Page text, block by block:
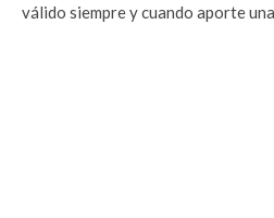
válido siempre y cuando aporte